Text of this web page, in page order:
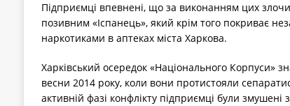
Підприємці впевнені, що за виконанням цих
позивним «Іспанець», який крім того покриває
наркотиками в аптеках міста Харкова.
Харківський осередок «Національного Корпуси»
весни 2014 року, коли вони протистояли
активній фазі конфлікту підприємці були